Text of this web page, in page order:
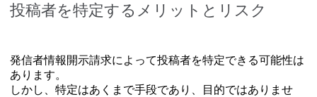
投稿者を特定するメリットとリスク
発信者情報開示請求によって投稿者を特定できる可能性は
あります。
しかし、特定はあくまで手段であり、目的ではありませ